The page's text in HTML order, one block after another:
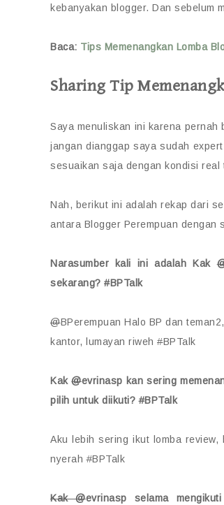
kebanyakan blogger. Dan sebelum
Baca: Tips Memenangkan Lomba
Sharing Tip
Saya menuliskan ini karena
jangan dianggap saya sudah
sesuaikan saja dengan kondisi real
Nah, berikut ini adalah rekap dari
antara Blogger Perempuan dengan
Narasumber kali ini adalah Kak
sekarang? #BPTalk
@BPerempuan Halo BP dan
kantor, lumayan riweh #BPTalk
Kak@evrinasp kan sering
pilih untuk diikuti?#BPTalk
Aku lebih sering ikut lomba review,
nyerah#BPTalk
Kak @evrinasp selama